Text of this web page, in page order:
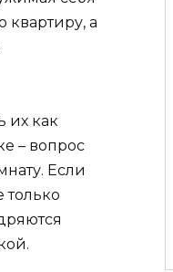
квартиру, а
их как
– вопрос
Если
только